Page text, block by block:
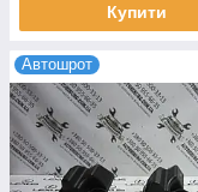
Купити
Автошрот